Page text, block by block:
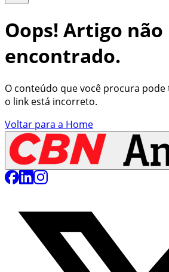
Oops! Artigo não
encontrado.
O conteúdo que você procura
o link está incorreto.
Voltar para a Home